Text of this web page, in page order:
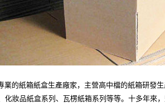
的紙箱紙盒生產廠家，主營高中檔的紙箱研發
化妝品紙盒系列、瓦楞紙箱系列等等。十多年來